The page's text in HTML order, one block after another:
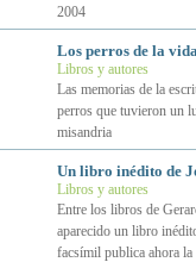
2004
Los perros de la
Libros y autores
Las memorias de la
perros que tuvieron un
misandria
Un libro inédito de
Libros y autores
Entre los libros de
aparecido un libro
facsímil publica ahora